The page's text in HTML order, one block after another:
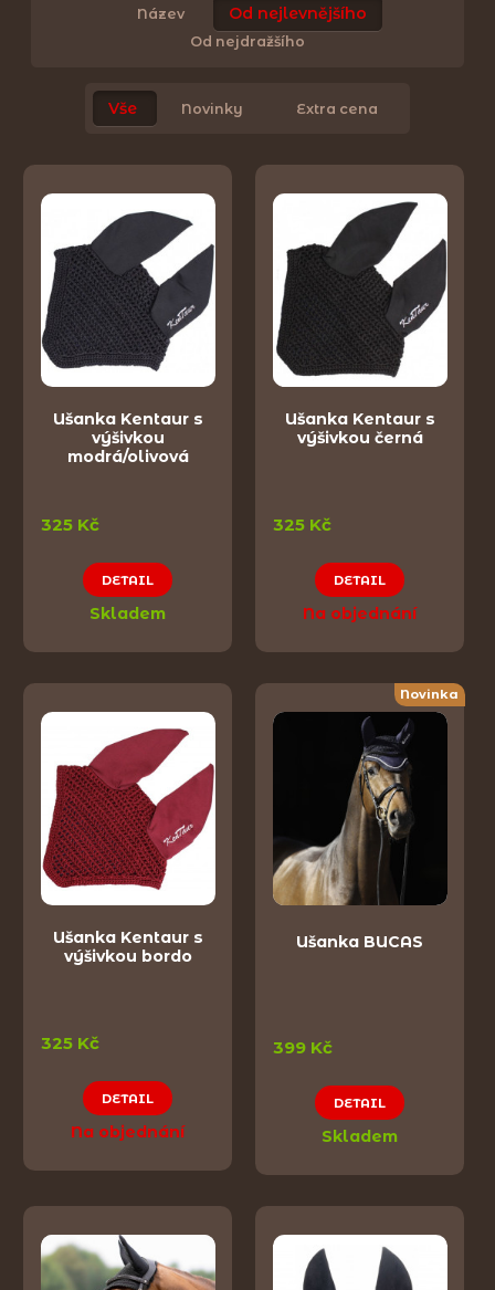
Název Od nejlevnějšího
Od nejdražšího
Vše Novinky Extra cena
Ušanka Kentaur s
výšivkou
modrá/olivová
325 Kč
DETAIL
Skladem
Ušanka Kentaur s
výšivkou černá
325 Kč
DETAIL
Na objednání
Ušanka Kentaur s
výšivkou bordo
325 Kč
DETAIL
Na objednání
Novinka
Ušanka BUCAS
399 Kč
DETAIL
Skladem